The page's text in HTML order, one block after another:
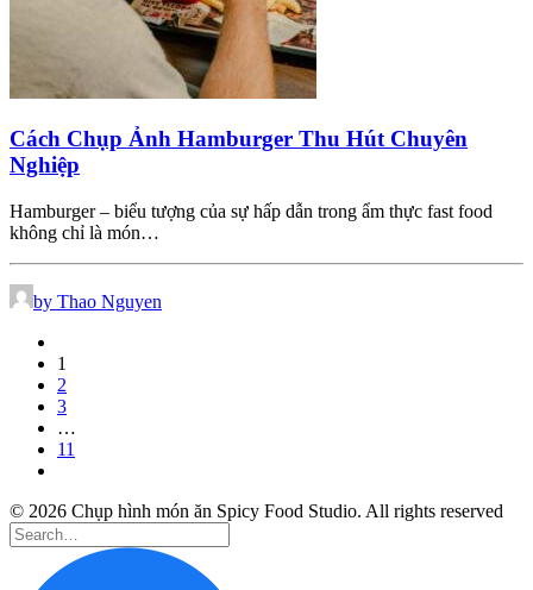
Cách Chụp Ảnh Hamburger Thu Hút Chuyên
Nghiệp
Hamburger – biểu tượng của sự hấp dẫn trong ẩm thực fast food
không chỉ là món…
by Thao Nguyen
1
2
3
…
11
© 2026 Chụp hình món ăn Spicy Food Studio. All rights reserved